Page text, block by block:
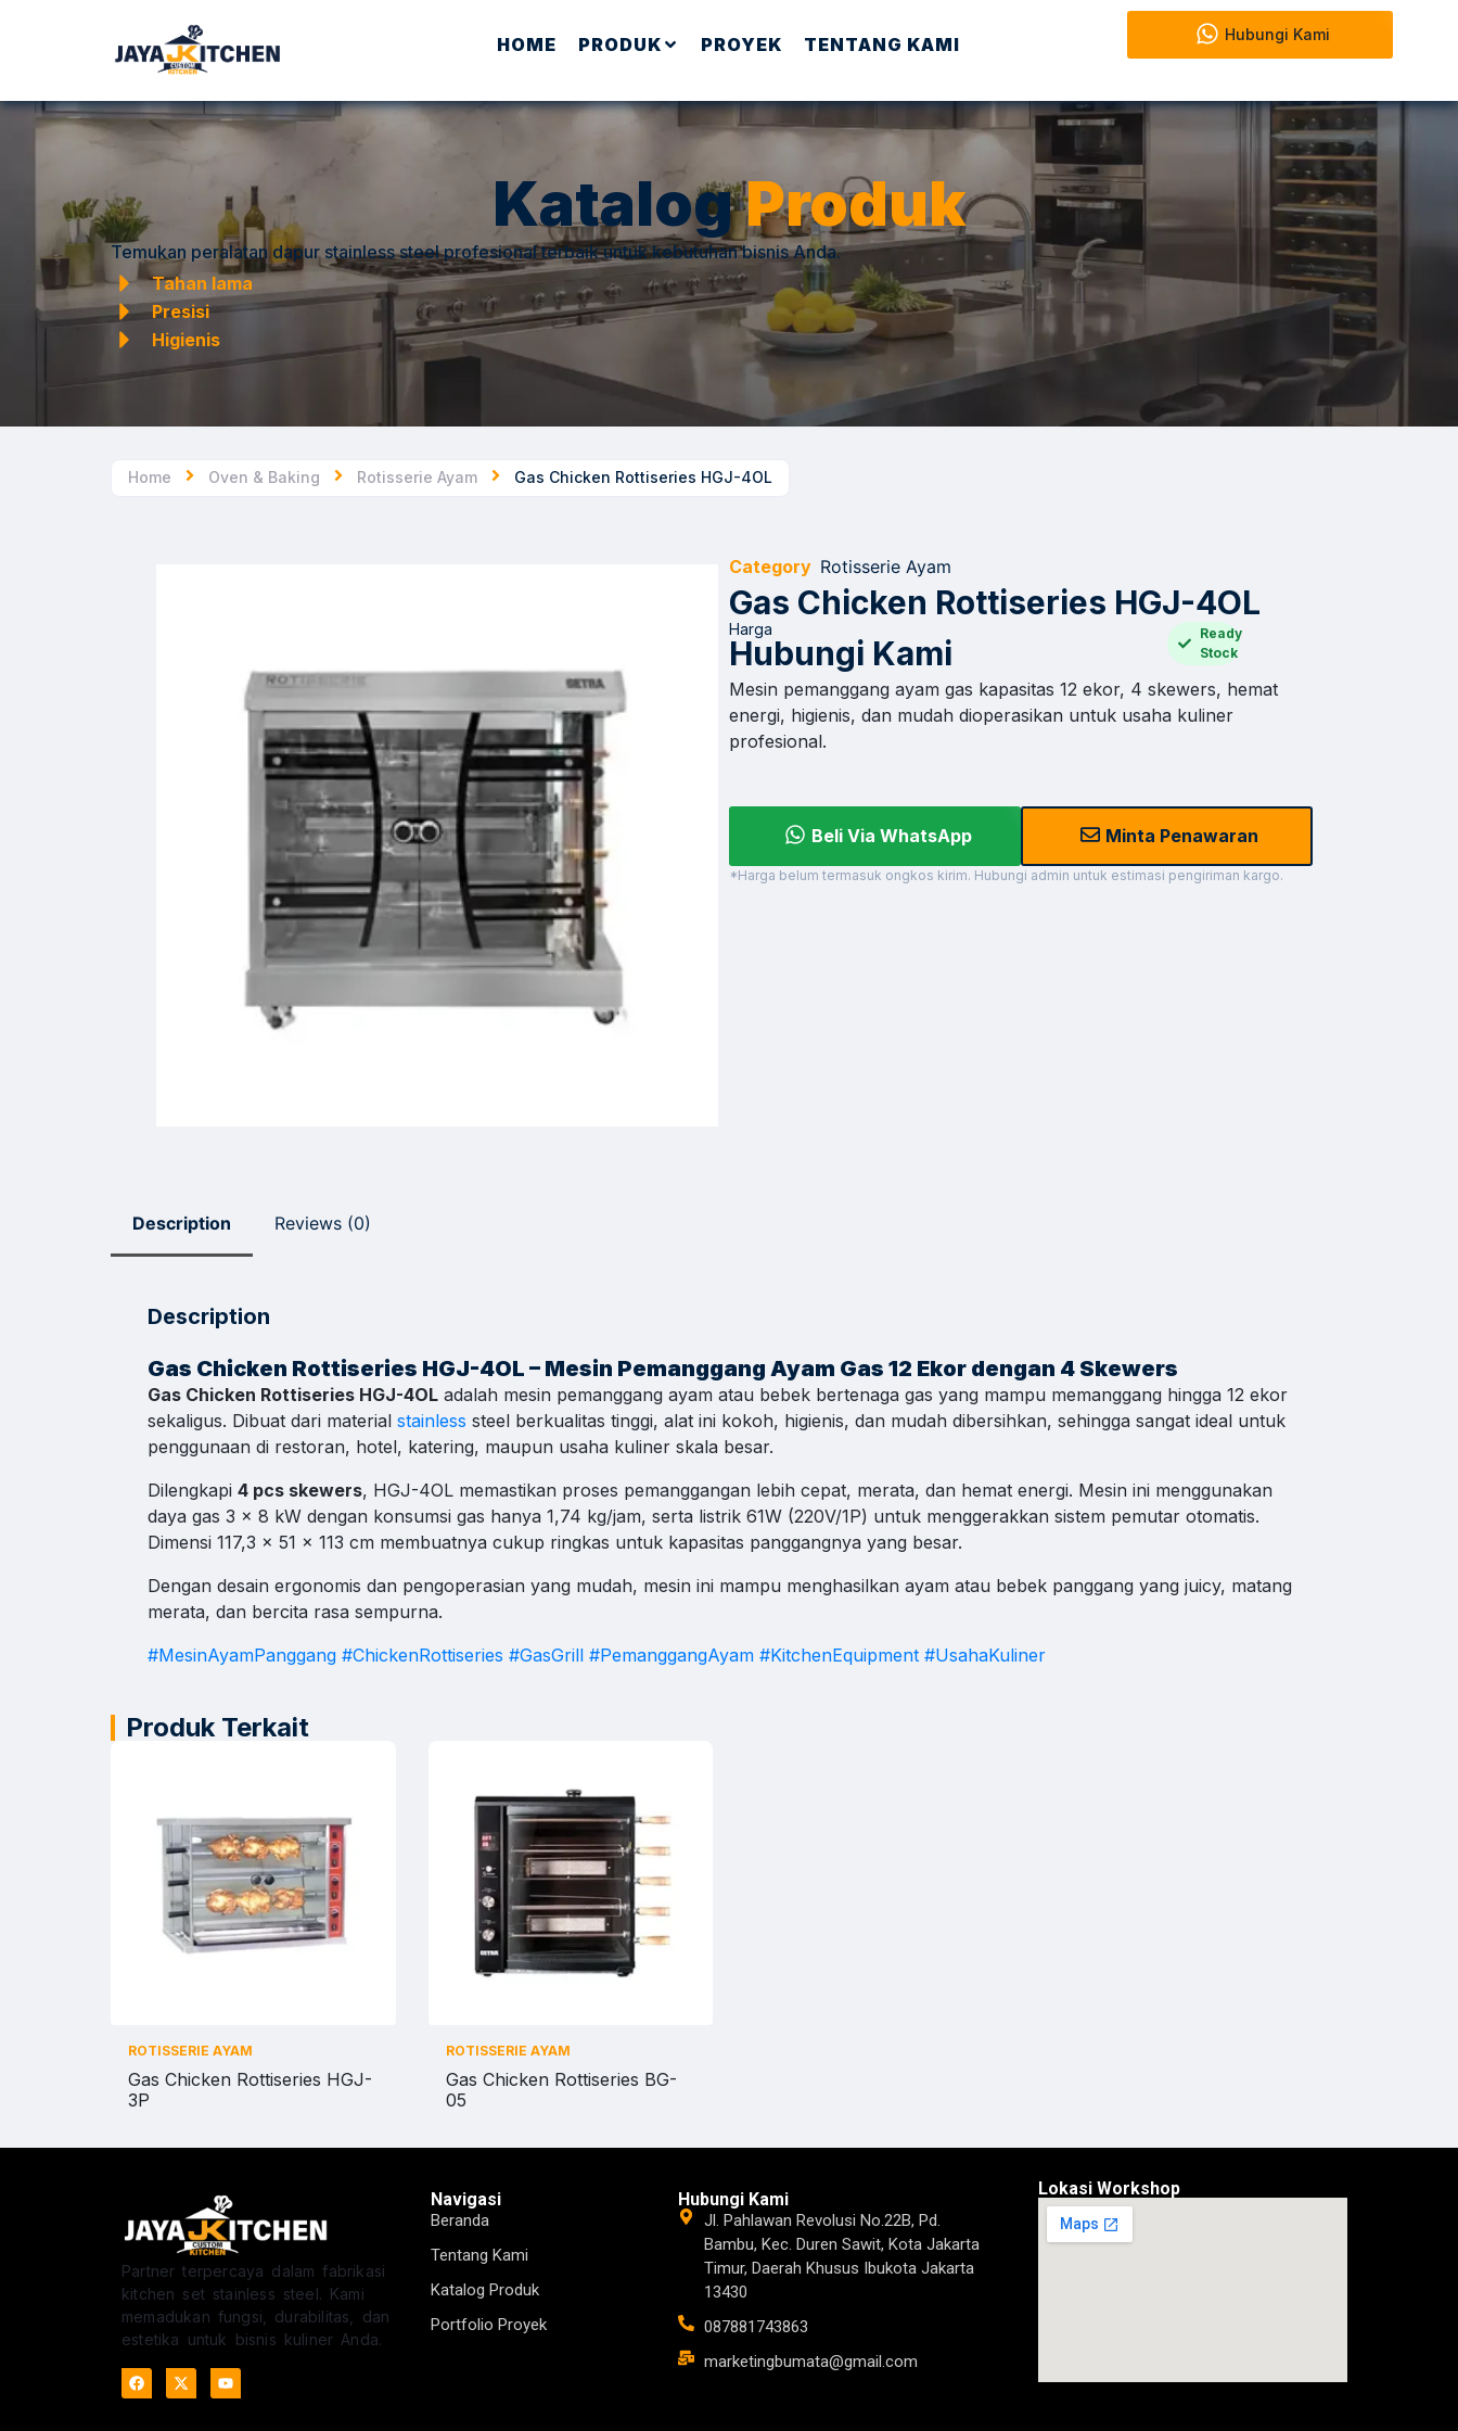
HOME PRODUK PROYEK TENTANG KAMI Hubungi Kami
KatalogProduk
Temukan peralatan dapur stainless steel profesional terbaik untuk kebutuhan bisnis Anda.
Tahan lama
Presisi
Higienis
Home Oven & Baking Rotisserie Ayam Gas Chicken Rottiseries HGJ-4OL
Category Rotisserie Ayam
Gas Chicken Rottiseries HGJ-4OL
Harga
Hubungi Kami
Ready
Stock
Mesin pemanggang ayam gas kapasitas 12 ekor, 4 skewers, hemat
energi, higienis, dan mudah dioperasikan untuk usaha kuliner
profesional.
Beli Via WhatsApp Minta Penawaran
*Harga belum termasuk ongkos kirim. Hubungi admin untuk estimasi pengiriman kargo.
Description Reviews (0)
Description
Gas Chicken Rottiseries HGJ-4OL – Mesin Pemanggang Ayam Gas 12 Ekor dengan 4 Skewers
Gas Chicken Rottiseries HGJ-4OL adalah mesin pemanggang ayam atau bebek bertenaga gas yang mampu memanggang hingga 12 ekor
sekaligus. Dibuat dari material stainless steel berkualitas tinggi, alat ini kokoh, higienis, dan mudah dibersihkan, sehingga sangat ideal untuk
penggunaan di restoran, hotel, katering, maupun usaha kuliner skala besar.
Dilengkapi 4 pcs skewers, HGJ-4OL memastikan proses pemanggangan lebih cepat, merata, dan hemat energi. Mesin ini menggunakan
daya gas 3 x 8 kW dengan konsumsi gas hanya 1,74 kg/jam, serta listrik 61W (220V/1P) untuk menggerakkan sistem pemutar otomatis.
Dimensi 117,3 x 51 x 113 cm membuatnya cukup ringkas untuk kapasitas panggangnya yang besar.
Dengan desain ergonomis dan pengoperasian yang mudah, mesin ini mampu menghasilkan ayam atau bebek panggang yang juicy, matang
merata, dan bercita rasa sempurna.
#MesinAyamPanggang #ChickenRottiseries #GasGrill #PemanggangAyam #KitchenEquipment #UsahaKuliner
Produk Terkait
ROTISSERIE AYAM
Gas Chicken Rottiseries HGJ-
3P
ROTISSERIE AYAM
Gas Chicken Rottiseries BG-
05
Partner terpercaya dalam fabrikasi
kitchen set stainless steel. Kami
memadukan fungsi, durabilitas, dan
estetika untuk bisnis kuliner Anda.
Navigasi
Beranda
Tentang Kami
Katalog Produk
Portfolio Proyek
Hubungi Kami
Jl. Pahlawan Revolusi No.22B, Pd.
Bambu, Kec. Duren Sawit, Kota Jakarta
Timur, Daerah Khusus Ibukota Jakarta
13430
087881743863
marketingbumata@gmail.com
Lokasi Workshop
Sales & Support
Pilih Kontak WhatsApp
Admin
Jam Operasional 08.00–17.00
Chat WA
Support 24/7
Bantuan Operasional Di luar Jam Kerja
Chat WA
Klik kontak untuk membuka WhatsApp.